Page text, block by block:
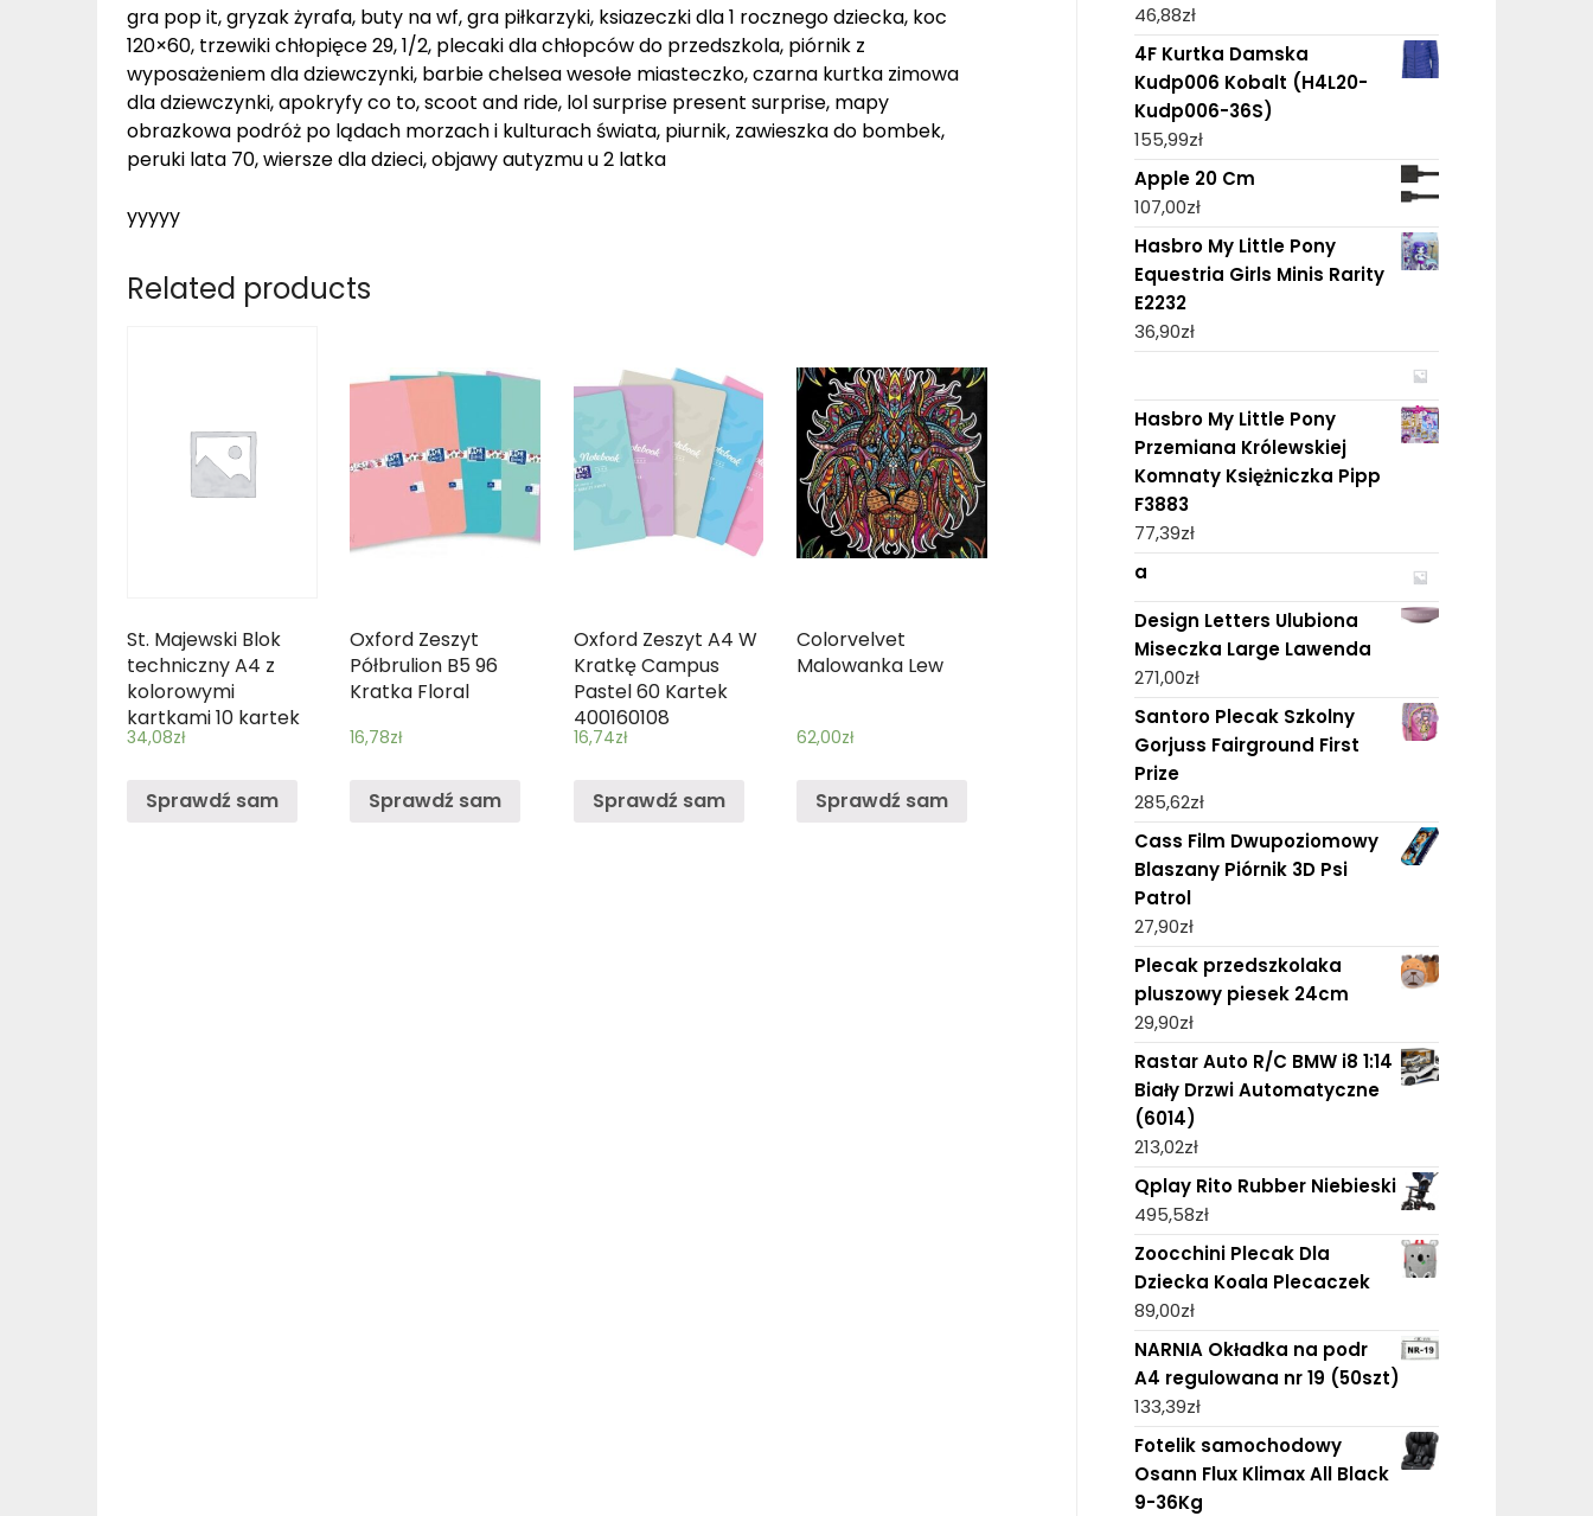
gra pop it, gryzak żyrafa, buty na wf, gra piłkarzyki, ksiazeczki dla 1 rocznego dziecka, koc
120×60, trzewiki chłopięce 29, 1/2, plecaki dla chłopców do przedszkola, piórnik z
wyposażeniem dla dziewczynki, barbie chelsea wesołe miasteczko, czarna kurtka zimowa
dla dziewczynki, apokryfy co to, scoot and ride, lol surprise present surprise, mapy
obrazkowa podróż po lądach morzach i kulturach świata, piurnik, zawieszka do bombek,
peruki lata 70, wiersze dla dzieci, objawy autyzmu u 2 latka
yyyyy
Related products
St. Majewski Blok
techniczny A4 z
kolorowymi
kartkami 10 kartek
10 sztuk mix
34,08zł
Sprawdź sam
Oxford Zeszyt
Półbrulion B5 96
Kratka Floral
16,78zł
Sprawdź sam
Oxford Zeszyt A4 W
Kratkę Campus
Pastel 60 Kartek
400160108
16,74zł
Sprawdź sam
Colorvelvet
Malowanka Lew
62,00zł
Sprawdź sam
46,88zł
4F Kurtka Damska
Kudp006 Kobalt (H4L20-
Kudp006-36S)
155,99zł
Apple 20 Cm
107,00zł
Hasbro My Little Pony
Equestria Girls Minis Rarity
E2232
36,90zł
Hasbro My Little Pony
Przemiana Królewskiej
Komnaty Księżniczka Pipp
F3883
77,39zł
a
Design Letters Ulubiona
Miseczka Large Lawenda
271,00zł
Santoro Plecak Szkolny
Gorjuss Fairground First
Prize
285,62zł
Cass Film Dwupoziomowy
Blaszany Piórnik 3D Psi
Patrol
27,90zł
Plecak przedszkolaka
pluszowy piesek 24cm
29,90zł
Rastar Auto R/C BMW i8 1:14
Biały Drzwi Automatyczne
(6014)
213,02zł
Qplay Rito Rubber Niebieski
495,58zł
Zoocchini Plecak Dla
Dziecka Koala Plecaczek
89,00zł
NARNIA Okładka na podr
A4 regulowana nr 19 (50szt)
133,39zł
Fotelik samochodowy
Osann Flux Klimax All Black
9-36Kg